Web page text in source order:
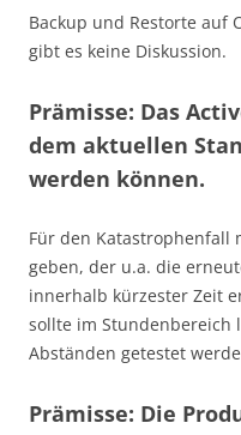
Backup und Restorte auf
gibt es keine Diskussion.
Prämisse: Das
dem aktuellen
werden können.
Für den Katastrophenfall
geben, der u.a. die
innerhalb kürzester Zeit
sollte im Stundenbereich
Abständen getestet
Prämisse: Die